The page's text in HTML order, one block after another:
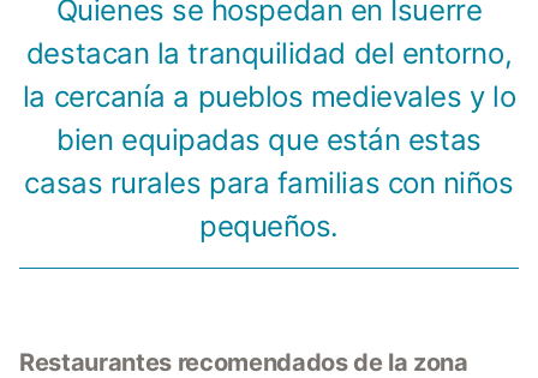
Quienes se hospedan en Isuerre
destacan la tranquilidad del entorno,
la cercanía a pueblos medievales y lo
bien equipadas que están estas
casas rurales para familias con niños
pequeños.
Restaurantes recomendados de la zona